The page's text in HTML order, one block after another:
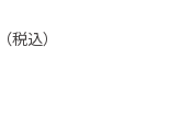
（税込）